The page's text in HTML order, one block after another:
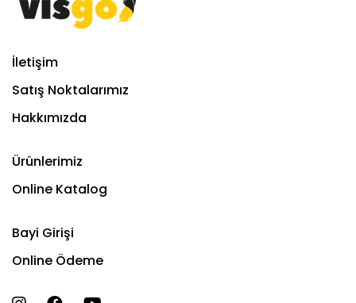
İletişim
Satış Noktalarımız
Hakkımızda
Ürünlerimiz
Online Katalog
Bayi Girişi
Online Ödeme